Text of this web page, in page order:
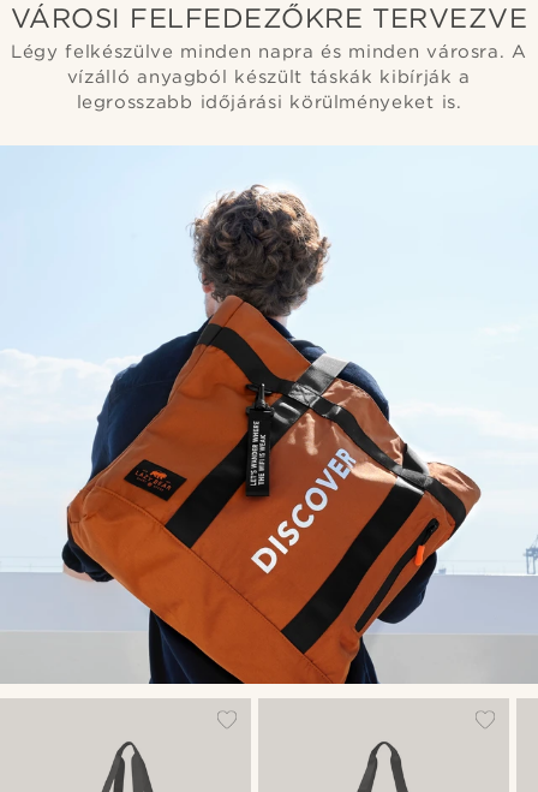
VÁROSI FELFEDEZŐKRE TERVEZVE
Légy felkészülve minden napra és minden városra. A
vízálló anyagból készült táskák kibírják a
legrosszabb időjárási körülményeket is.